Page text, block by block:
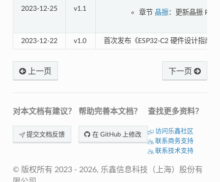
2023-12-25 v1.1
章节 晶振：更新晶振 PCB
2023-12-22 v1.0 首次发布《ESP32-C2 硬件设计指南
下一页
上一页
对本文档有建议？
提交文档反馈
帮助完善本文档？
在 GitHub 上修改
查找更多资料？
访问乐鑫社区
联系商务支持
联系技术支持
© 版权所有 2023 - 2026, 乐鑫信息科技（上海）股份有